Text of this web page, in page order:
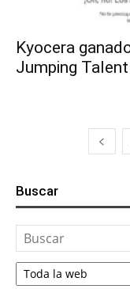
Kyocera
Jumping Talent
Buscar